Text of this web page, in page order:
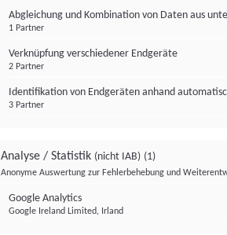
Abgleichung und Kombination von Daten aus
1 Partner
Verknüpfung verschiedener Endgeräte
2 Partner
Identifikation von Endgeräten anhand
3 Partner
Analyse / Statistik (nicht IAB) (1)
Anonyme Auswertung zur Fehlerbehebung und
Google Analytics
Google Ireland Limited, Irland